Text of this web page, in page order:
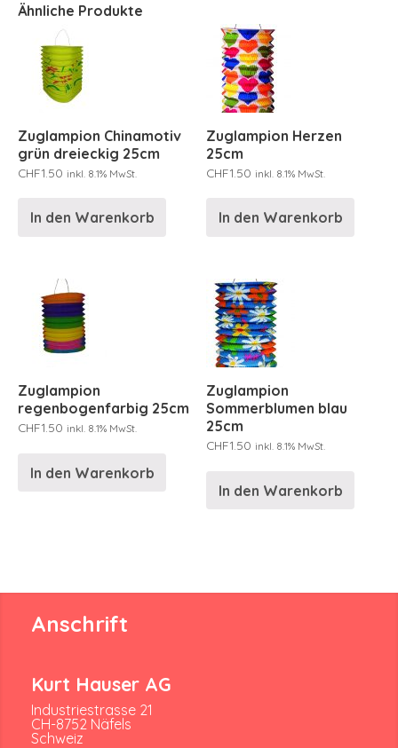
Ähnliche Produkte
Zuglampion Chinamotiv
grün dreieckig 25cm
CHF1.50 inkl. 8.1% MwSt.
In den Warenkorb
Zuglampion Herzen
25cm
CHF1.50 inkl. 8.1% MwSt.
In den Warenkorb
Zuglampion
regenbogenfarbig 25cm
CHF1.50 inkl. 8.1% MwSt.
In den Warenkorb
Zuglampion
Sommerblumen blau
25cm
CHF1.50 inkl. 8.1% MwSt.
In den Warenkorb
Anschrift
Kurt Hauser AG
Industriestrasse 21
CH-8752 Näfels
Schweiz